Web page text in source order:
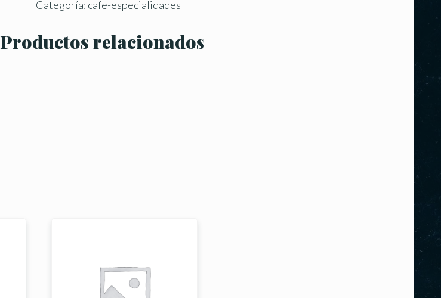
Categoría: cafe-especialidades
Productos relacionados